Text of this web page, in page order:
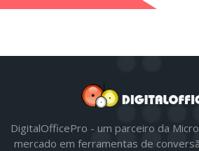
DigitalOfficePro - um parceiro da
mercado em ferramentas de